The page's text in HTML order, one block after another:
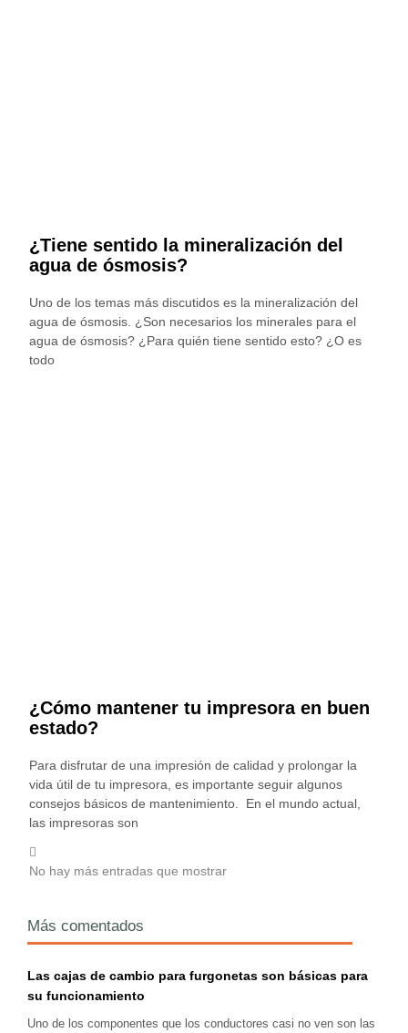
¿Tiene sentido la mineralización del
agua de ósmosis?
Uno de los temas más discutidos es la mineralización del
agua de ósmosis. ¿Son necesarios los minerales para el
agua de ósmosis? ¿Para quién tiene sentido esto? ¿O es
todo
¿Cómo mantener tu impresora en buen
estado?
Para disfrutar de una impresión de calidad y prolongar la
vida útil de tu impresora, es importante seguir algunos
consejos básicos de mantenimiento. En el mundo actual,
las impresoras son
No hay más entradas que mostrar
Más comentados
Las cajas de cambio para furgonetas son básicas para
su funcionamiento
Uno de los componentes que los conductores casi no ven son las